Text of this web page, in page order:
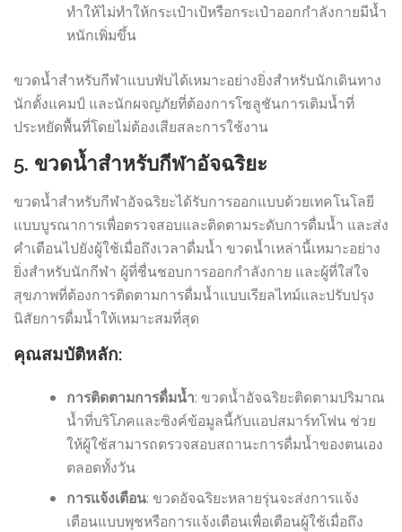
ทำให้ไม่ทำให้กระเป๋าเป้หรือกระเป๋าออกกำลังกายมีน้ำ
หนักเพิ่มขึ้น
ขวดน้ำสำหรับกีฬาแบบพับได้เหมาะอย่างยิ่งสำหรับนักเดินทาง
นักตั้งแคมป์ และนักผจญภัยที่ต้องการโซลูชันการเติมน้ำที่
ประหยัดพื้นที่โดยไม่ต้องเสียสละการใช้งาน
5. ขวดน้ำสำหรับกีฬาอัจฉริยะ
ขวดน้ำสำหรับกีฬาอัจฉริยะได้รับการออกแบบด้วยเทคโนโลยี
แบบบูรณาการเพื่อตรวจสอบและติดตามระดับการดื่มน้ำ และส่ง
คำเตือนไปยังผู้ใช้เมื่อถึงเวลาดื่มน้ำ ขวดน้ำเหล่านี้เหมาะอย่าง
ยิ่งสำหรับนักกีฬา ผู้ที่ชื่นชอบการออกกำลังกาย และผู้ที่ใส่ใจ
สุขภาพที่ต้องการติดตามการดื่มน้ำแบบเรียลไทม์และปรับปรุง
นิสัยการดื่มน้ำให้เหมาะสมที่สุด
คุณสมบัติหลัก:
การติดตามการดื่มน้ำ: ขวดน้ำอัจฉริยะติดตามปริมาณ
น้ำที่บริโภคและซิงค์ข้อมูลนี้กับแอปสมาร์ทโฟน ช่วย
ให้ผู้ใช้สามารถตรวจสอบสถานะการดื่มน้ำของตนเอง
ตลอดทั้งวัน
การแจ้งเตือน: ขวดอัจฉริยะหลายรุ่นจะส่งการแจ้ง
เตือนแบบพุชหรือการแจ้งเตือนเพื่อเตือนผู้ใช้เมื่อถึง